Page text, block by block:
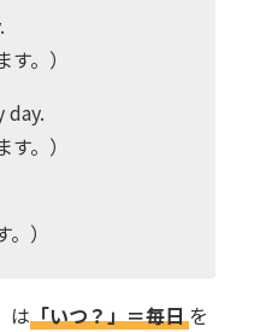
。）
day.
。）
）
は「いつ？」＝毎日を